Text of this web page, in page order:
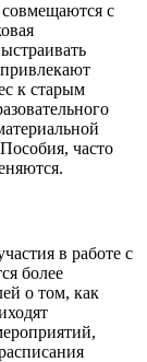
совмещаются с
к старым
часто
в работе с
более
о том, как